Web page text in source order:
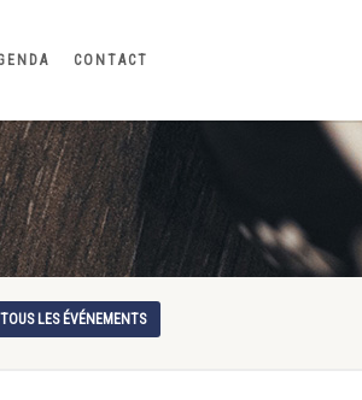
CONTACT
TOUS LES ÉVÉNEMENTS